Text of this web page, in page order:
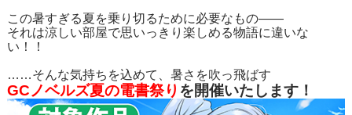
この暑すぎる夏を乗り切るために必要なもの――
それは涼しい部屋で思いっきり楽しめる物語に違いな
い！！
……そんな気持ちを込めて、暑さを吹っ飛ばす
GCノベルズ夏の電書祭り を開催いたします！